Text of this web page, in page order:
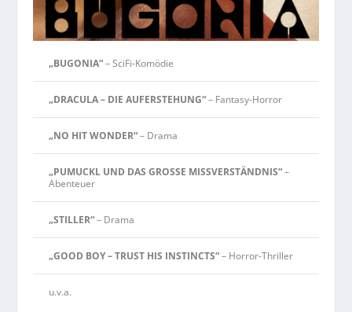
„BUGONIA“– SciFi-Komödie
„DRACULA – DIE AUFERSTEHUNG“– Fantasy-Horror
„NO HIT WONDER“– Drama
„PUMUCKL UND DAS GROSSE MISSVERSTÄNDNIS“–
Abenteuer
„STILLER“– Drama
„GOOD BOY – TRUST HIS INSTINCTS“– Horror-Thriller
u.v.a.